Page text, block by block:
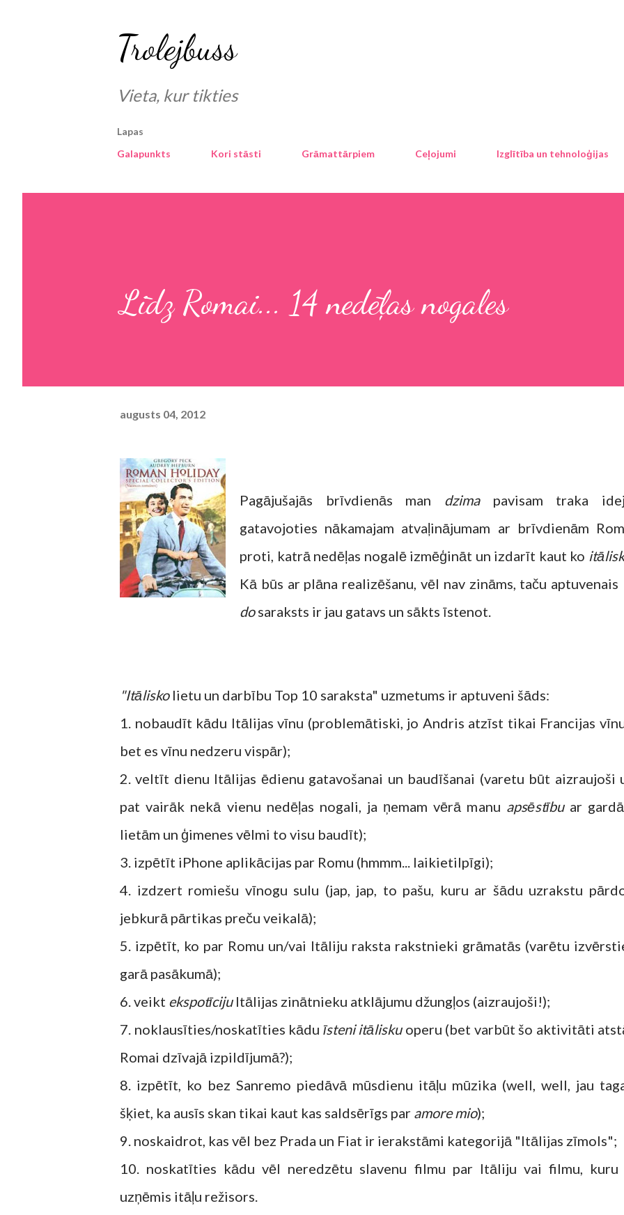
Trolejbuss
Vieta, kur tikties
Lapas
Galapunkts
Kori stāsti Grāmattārpiem Ceļojumi Izglītība un tehnoloģijas
Līdz Romai... 14 nedēļas nogales
augusts 04, 2012
Pagājušajās brīvdienās man dzimapavisam traka
gatavojoties nākamajam atvaļinājumam ar brīvdienām
proti, katrā nedēļas nogalē izmēģināt un izdarīt kaut ko
Kā būs ar plāna realizēšanu, vēl nav zināms, taču aptuvenais
dosaraksts ir jau gatavs un sākts īstenot.
"Itāliskolietu un darbību Top 10 saraksta" uzmetums ir aptuveni šāds:
1. nobaudīt kādu Itālijas vīnu (problemātiski, jo Andris atzīst tikai Francijas
bet es vīnu nedzeru vispār);
2. veltīt dienu Itālijas ēdienu gatavošanai un baudīšanai (varetu būt aizraujoši
pat vairāk nekā vienu nedēļas nogali, ja ņemam vērā manu apsēstībuar
lietām un ģimenes vēlmi to visu baudīt);
3. izpētīt iPhone aplikācijas par Romu (hmmm... laikietilpīgi);
4. izdzert romiešu vīnogu sulu (jap, jap, to pašu, kuru ar šādu uzrakstu
jebkurā pārtikas preču veikalā);
5. izpētīt, ko par Romu un/vai Itāliju raksta rakstnieki grāmatās (varētu
garā pasākumā);
6. veikt ekspotīcijuItālijas zinātnieku atklājumu džungļos (aizraujoši!);
7. noklausīties/noskatīties kādu īsteni itāliskuoperu (bet varbūt šo aktivitāti
Romai dzīvajā izpildījumā?);
8. izpētīt, ko bez Sanremo piedāvā mūsdienu itāļu mūzika (well, well, jau
šķiet, ka ausīs skan tikai kaut kas saldsērīgs par amore mio);
9. noskaidrot, kas vēl bez Prada un Fiat ir ierakstāmi kategorijā "Itālijas zīmols";
10. noskatīties kādu vēl neredzētu slavenu filmu par Itāliju vai filmu,
uzņēmis itāļu režisors.